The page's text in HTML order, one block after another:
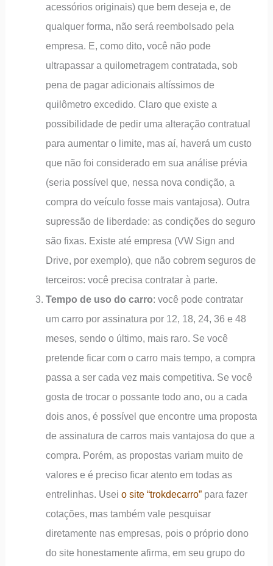
acessórios originais) que bem deseja e, de
qualquer forma, não será reembolsado pela
empresa. E, como dito, você não pode
ultrapassar a quilometragem contratada, sob
pena de pagar adicionais altíssimos de
quilômetro excedido. Claro que existe a
possibilidade de pedir uma alteração contratual
para aumentar o limite, mas aí, haverá um custo
que não foi considerado em sua análise prévia
(seria possível que, nessa nova condição, a
compra do veículo fosse mais vantajosa). Outra
supressão de liberdade: as condições do seguro
são fixas. Existe até empresa (VW Sign and
Drive, por exemplo), que não cobrem seguros de
terceiros: você precisa contratar à parte.
Tempo de uso do carro: você pode contratar
um carro por assinatura por 12, 18, 24, 36 e 48
meses, sendo o último, mais raro. Se você
pretende ficar com o carro mais tempo, a compra
passa a ser cada vez mais competitiva. Se você
gosta de trocar o possante todo ano, ou a cada
dois anos, é possível que encontre uma proposta
de assinatura de carros mais vantajosa do que a
compra. Porém, as propostas variam muito de
valores e é preciso ficar atento em todas as
entrelinhas. Usei o site “trokdecarro”para fazer
cotações, mas também vale pesquisar
diretamente nas empresas, pois o próprio dono
do site honestamente afirma, em seu grupo do